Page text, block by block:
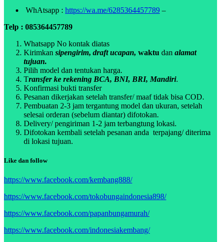
WhAtsapp : https://wa.me/6285364457789 –
Telp : 085364457789
Whatsapp No kontak diatas
Kirimkan sipengirim, draft ucapan, waktu dan alamat
tujuan.
Pilih model dan tentukan harga.
Transfer ke rekening BCA, BNI, BRI, Mandiri.
Konfirmasi bukti transfer
Pesanan dikerjakan setelah transfer/ maaf tidak bisa COD.
Pembuatan 2-3 jam tergantung model dan ukuran, setelah
selesai orderan (sebelum diantar) difotokan.
Delivery/ pengiriman 1-2 jam terbangtung lokasi.
Difotokan kembali setelah pesanan anda terpajang/ diterima
di lokasi tujuan.
Like dan follow
https://www.facebook.com/kembang888/
https://www.facebook.com/tokobungaindonesia898/
https://www.facebook.com/papanbungamurah/
https://www.facebook.com/indonesiakembang/